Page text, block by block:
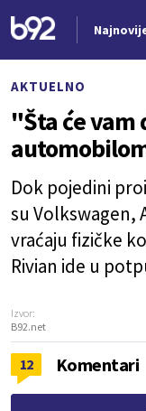
AKTUELNO
"Šta će vam
Dok pojedini
su Volkswagen,
vraćaju fizičke
Rivian ide u
Izvor:
B92.net
12 Komentari